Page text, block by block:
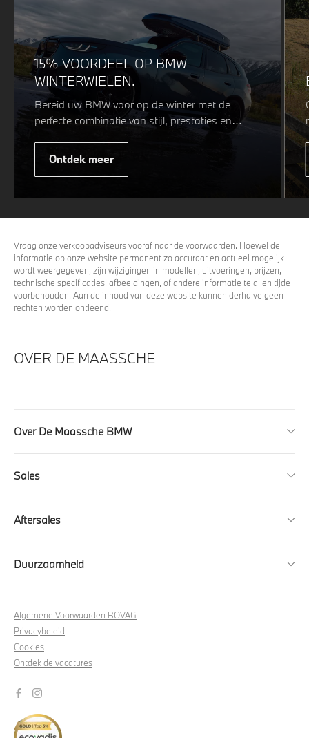
15% VOORDEEL OP BMW
WINTERWIELEN.
Bereid uw BMW voor op de winter met de
perfecte combinatie van stijl, prestaties en
veiligheid. Of u nu kiest voor een sportieve of
elegante look, onze winterwielen zijn
ontworpen om uw rijervaring te optimaliseren,
weersomstandigheden. Profiteer nu van15%
voordeel.
Ontdek meer
Vraag onze verkoopadviseurs vooraf naar de voorwaarden. Hoewel de
informatie op onze website permanent zo accuraat en actueel mogelijk
wordt weergegeven, zijn wijzigingen in modellen, uitvoeringen, prijzen,
technische specificaties, afbeeldingen, of andere informatie te allen tijde
voorbehouden. Aan de inhoud van deze website kunnen derhalve geen
rechten worden ontleend.
OVER DE MAASSCHE
Over De Maassche BMW
Sales
Aftersales
Duurzaamheid
Algemene Voorwaarden BOVAG
Privacybeleid
Cookies
Ontdek de vacatures